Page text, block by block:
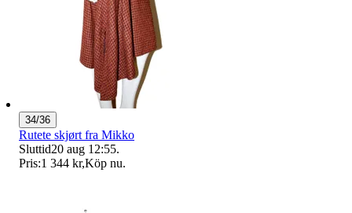
34/36
Rutete skjørt fra Mikko
Sluttid20 aug 12:55.
Pris:1 344 kr,Köp nu.